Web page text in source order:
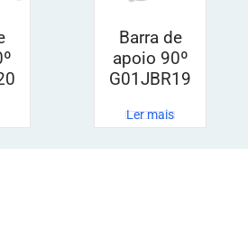
Barra de
apoio 90º
G01JBR19
Ler mais